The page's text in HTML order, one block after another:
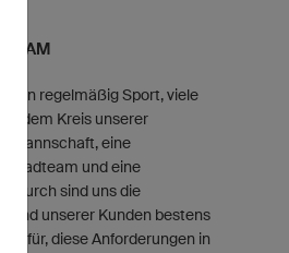
TEAM
regelmäßig Sport, viele
dem Kreis unserer
eine
Radteam und eine
sind uns die
und unserer Kunden bestens
dafür, diese Anforderungen in